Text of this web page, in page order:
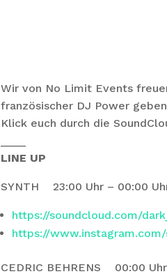
Wir von No Limit Events
französischer DJ Power
Klick euch durch die
LINE UP
SYNTH 23:00 Uhr – 00:00
https://soundcloud.com/
https://
CEDRIC BEHRENS 00:00